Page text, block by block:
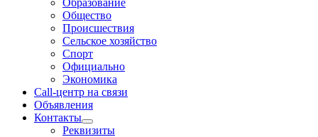
Образование
Общество
Происшествия
Сельское хозяйство
Спорт
Официально
Экономика
Call-центр на связи
Объявления
Контакты
Реквизиты